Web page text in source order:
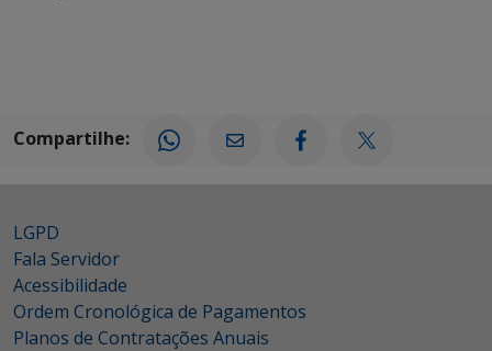
Compartilhe:
LGPD
Fala Servidor
Acessibilidade
Ordem Cronológica de Pagamentos
Planos de Contratações Anuais